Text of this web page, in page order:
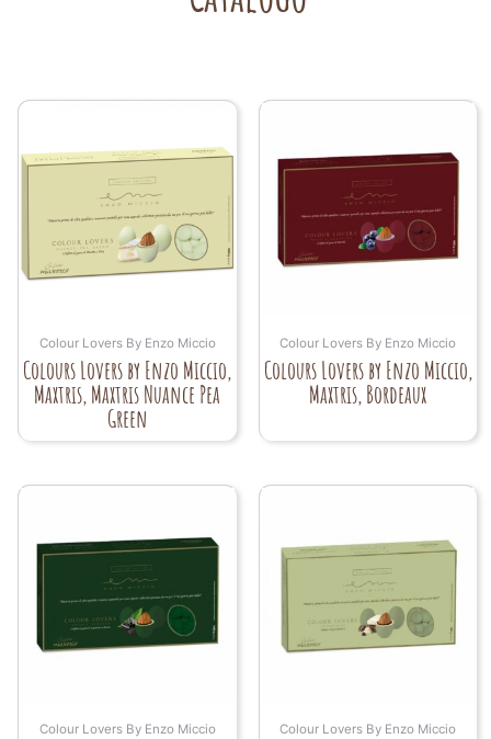
Colour Lovers By Enzo Miccio
Colours Lovers by Enzo Miccio,
Maxtris, Maxtris Nuance Pea
Green
Colour Lovers By Enzo Miccio
Colours Lovers by Enzo Miccio,
Maxtris, Bordeaux
Colour Lovers By Enzo Miccio Colour Lovers By Enzo Miccio